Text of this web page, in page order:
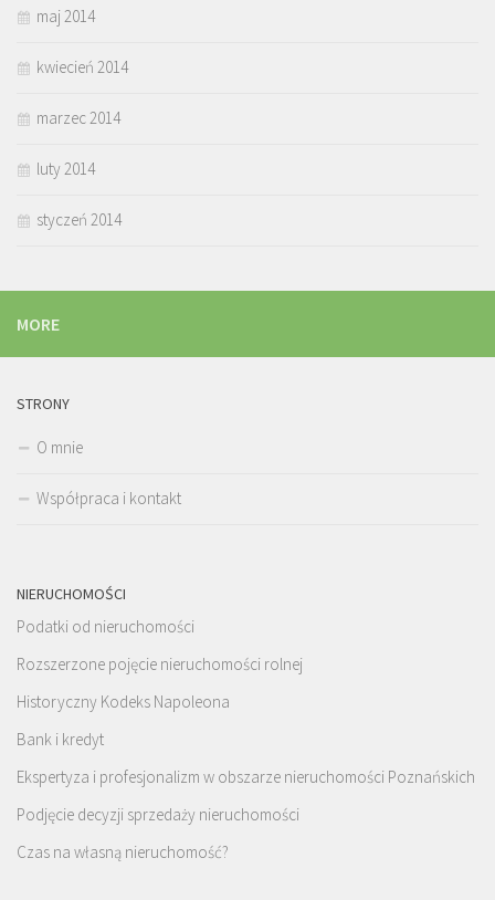
maj 2014
kwiecień 2014
marzec 2014
luty 2014
styczeń 2014
MORE
STRONY
O mnie
Współpraca i kontakt
NIERUCHOMOŚCI
Podatki od nieruchomości
Rozszerzone pojęcie nieruchomości rolnej
Historyczny Kodeks Napoleona
Bank i kredyt
Ekspertyza i profesjonalizm w obszarze nieruchomości Poznańskich
Podjęcie decyzji sprzedaży nieruchomości
Czas na własną nieruchomość?